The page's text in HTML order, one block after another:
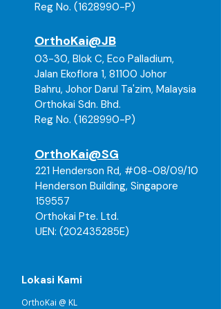
membuat pesanan. Sekiranya anda
kesesuaian, sila hubungi pasukan
kami untuk mendapatkan bantuan
sebelum pembayaran. Terima kasih.
Reg No. (1628990-P)
OrthoKai@JB
03-30, Blok C, Eco Palladium,
Jalan Ekoflora 1, 81100 Johor
Bahru, Johor Darul Ta'zim, Malaysia
Orthokai Sdn. Bhd.
Reg No. (1628990-P)
OrthoKai@SG
221 Henderson Rd, #08-08/09/10
Henderson Building, Singapore
159557
Orthokai Pte. Ltd.
UEN: (202435285E)
Lokasi Kami
OrthoKai @ KL